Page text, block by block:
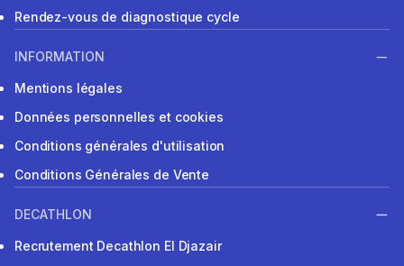
Rendez-vous de diagnostique cycle
INFORMATION
Mentions légales
Données personnelles et cookies
Conditions générales d'utilisation
Conditions Générales de Vente
DECATHLON
Recrutement Decathlon El Djazair